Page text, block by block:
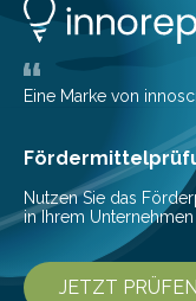
erhöhen dazu die
Zwanzigfache. Ein
Die elektrische
einer bestimmten
Eine Marke von
Nutzen Sie das
in Ihrem
JETZT PRÜFEN